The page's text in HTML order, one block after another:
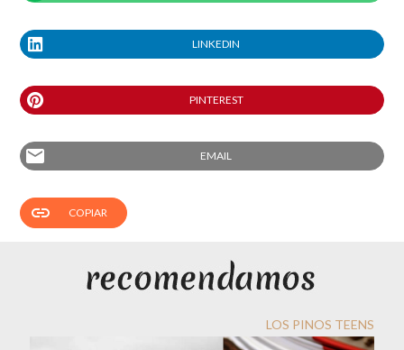
LINKEDIN
PINTEREST
email EMAIL
link COPIAR
LOS PINOS TEENS